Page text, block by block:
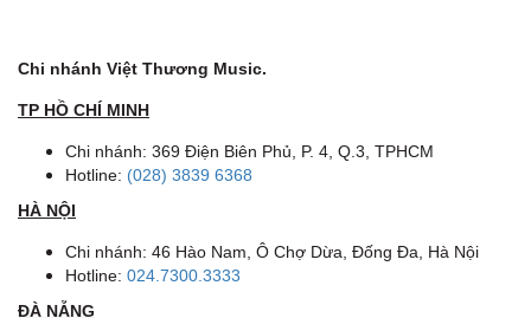
Chi nhánh Việt Thương Music.
TP HỒ CHÍ MINH
Chi nhánh: 369 Điện Biên Phủ, P. 4, Q.3, TPHCM
Hotline: (028) 3839 6368
HÀ NỘI
Chi nhánh: 46 Hào Nam, Ô Chợ Dừa, Đống Đa, Hà Nội
Hotline: 024.7300.3333
ĐÀ NẴNG